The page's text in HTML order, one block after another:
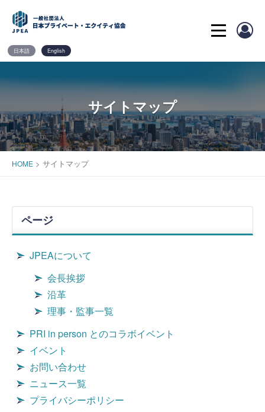
content
日本語 English
サイトマップ
HOME > サイトマップ
ページ
JPEAについて
会長挨拶
沿革
理事・監事一覧
PRI in person とのコラボイベント
イベント
お問い合わせ
ニュース一覧
プライバシーポリシー